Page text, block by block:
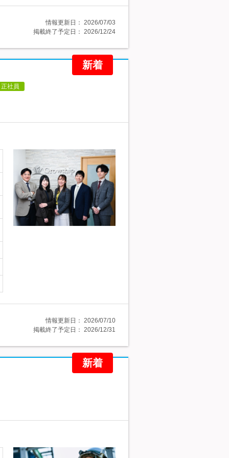
情報更新日： 2026/07/03
掲載終了予定日： 2026/12/24
新着
正社員
情報更新日： 2026/07/10
掲載終了予定日： 2026/12/31
新着